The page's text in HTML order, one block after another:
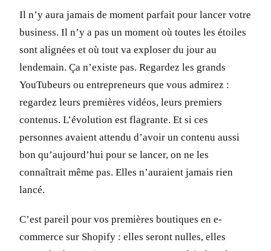
Il n’y aura jamais de moment parfait pour lancer votre
business. Il n’y a pas un moment où toutes les étoiles
sont alignées et où tout va exploser du jour au
lendemain. Ça n’existe pas. Regardez les grands
YouTubeurs ou entrepreneurs que vous admirez :
regardez leurs premières vidéos, leurs premiers
contenus. L’évolution est flagrante. Et si ces
personnes avaient attendu d’avoir un contenu aussi
bon qu’aujourd’hui pour se lancer, on ne les
connaîtrait même pas. Elles n’auraient jamais rien
lancé.
C’est pareil pour vos premières boutiques en e-
commerce sur Shopify : elles seront nulles, elles